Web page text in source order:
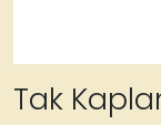
Tak